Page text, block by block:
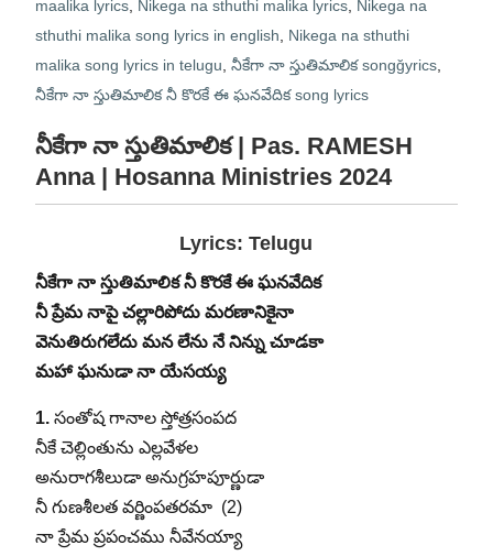
maalika lyrics, Nikega na sthuthi malika lyrics, Nikega na
sthuthi malika song lyrics in english
Nikega na sthuthi
malika song lyrics in telugu నీకేగా నా స్తుతిమాలిక songğyrics,
నీకేగా నా స్తుతిమాలిక నీ కొరకే ఈ ఘనవేదిక song lyrics
నీకేగా నా స్తుతిమాలిక | Pas. RAMESH
Anna | Hosanna Ministries 2024
Lyrics: Telugu
నీకేగా నా స్తుతిమాలిక నీ కొరకే ఈ ఘనవేదిక
నీ ప్రేమ నాపై చల్లారిపోదు మరణానికైనా
వెనుతిరుగలేదు మన లేను నే నిన్ను చూడకా
మహా ఘనుడా నా యేసయ్య
1. సంతోష గానాల స్తోత్రసంపద
నీకే చెల్లింతును ఎల్లవేళల
అనురాగశీలుడా అనుగ్రహపూర్ణుడా
నీ గుణశీలత వర్ణింపతరమా (2)
నా ప్రేమ ప్రపంచము నీవేనయ్యా